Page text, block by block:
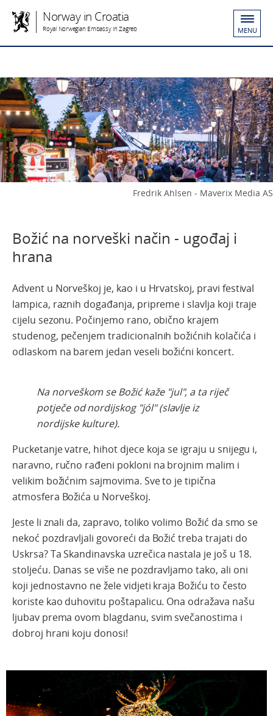
Norway in Croatia
Royal Norwegian Embassy in Zagreb MENU
Fredrik Ahlsen - Maverix Media AS
Božić na norveški način - ugođaj i
hrana
Advent u Norveškoj je, kao i u Hrvatskoj, pravi festival
lampica, raznih događanja, pripreme i slavlja koji traje
cijelu sezonu. Počinjemo rano, obično krajem
studenog, pečenjem tradicionalnih božićnih kolačića i
odlaskom na barem jedan veseli božićni koncert.
Na norveškom se Božić kaže "jul", a ta riječ
potječe od nordijskog "jól" (slavlje iz
nordijske kulture).
Pucketanje vatre, hihot djece koja se igraju u snijegu i,
naravno, ručno rađeni pokloni na brojnim malim i
velikim božićnim sajmovima. Sve to je tipična
atmosfera Božića u Norveškoj.
Jeste li znali da, zapravo, toliko volimo Božić da smo se
nekoć pozdravljali govoreći da Božić treba trajati do
Uskrsa? Ta Skandinavska uzrečica nastala je još u 18.
stoljeću. Danas se više ne pozdravljamo tako, ali oni
koji jednostavno ne žele vidjeti kraja Božiću to često
koriste kao duhovitu poštapalicu. Ona odražava našu
ljubav prema ovom blagdanu, svim svečanostima i
dobroj hrani koju donosi!